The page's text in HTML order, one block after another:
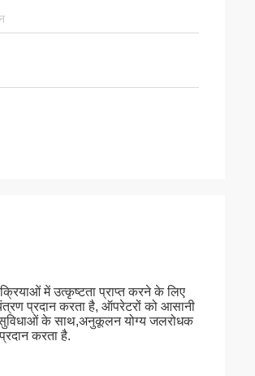
में उत्कृष्टता प्राप्त करने के लिए
प्रदान करता है, ऑपरेटरों को आसानी
सुविधाओं के साथ,अनुकूलन योग्य जलरोधक
करता है.